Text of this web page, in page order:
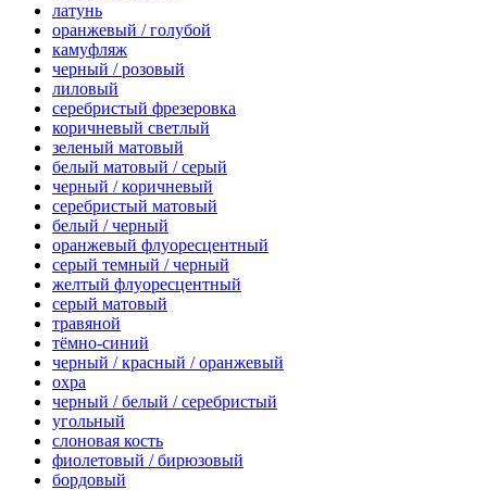
латунь
оранжевый / голубой
камуфляж
черный / розовый
лиловый
серебристый фрезеровка
коричневый светлый
зеленый матовый
белый матовый / серый
черный / коричневый
серебристый матовый
белый / черный
оранжевый флуоресцентный
серый темный / черный
желтый флуоресцентный
серый матовый
травяной
тёмно-синий
черный / красный / оранжевый
охра
черный / белый / серебристый
угольный
слоновая кость
фиолетовый / бирюзовый
бордовый